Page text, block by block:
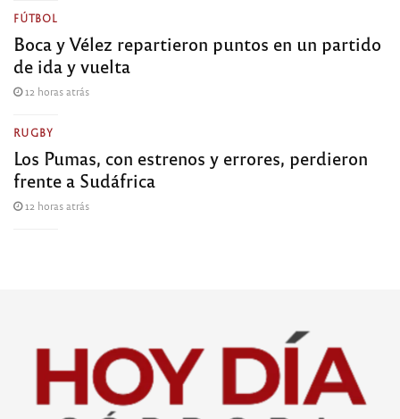
FÚTBOL
Boca y Vélez repartieron puntos en un partido
de ida y vuelta
12 horas atrás
RUGBY
Los Pumas, con estrenos y errores, perdieron
frente a Sudáfrica
12 horas atrás